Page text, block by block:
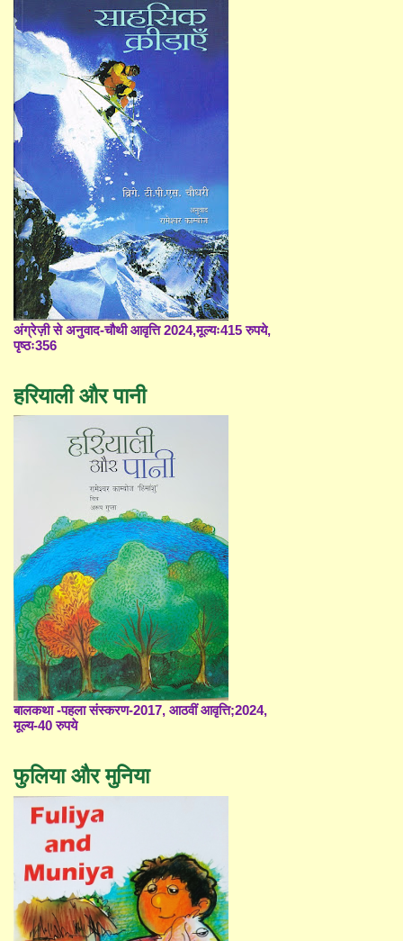
अंग्रेज़ी से अनुवाद-चौथी आवृत्ति 2024,मूल्यः415 रुपये,
पृष्ठः356
हरियाली और पानी
बालकथा -पहला संस्करण-2017, आठवीं आवृत्ति;2024,
मूल्य-40 रुपये
फुलिया और मुनिया